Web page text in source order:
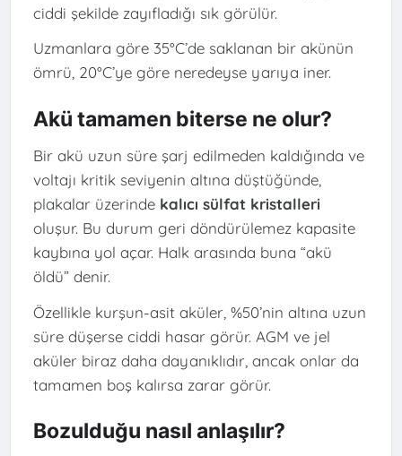
ciddi şekilde zayıfladığı sık görülür.
Uzmanlara göre 35°C’de saklanan bir akünün
ömrü, 20°C’ye göre neredeyse yarıya iner.
Akü tamamen biterse ne olur?
Bir akü uzun süre şarj edilmeden kaldığında ve
voltajı kritik seviyenin altına düştüğünde,
plakalar üzerinde kalıcı sülfat kristalleri
oluşur. Bu durum geri döndürülemez kapasite
kaybına yol açar. Halk arasında buna “akü
öldü” denir.
Özellikle kurşun-asit aküler, %50’nin altına uzun
süre düşerse ciddi hasar görür. AGM ve jel
aküler biraz daha dayanıklıdır, ancak onlar da
tamamen boş kalırsa zarar görür.
Bozulduğu nasıl anlaşılır?